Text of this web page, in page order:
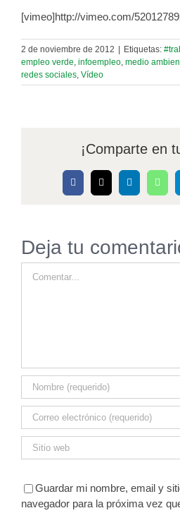
[vimeo]http://vimeo.com/
2 de noviembre de 2012 Etiquetas:
empleo verde, infoempleo, medio
redes sociales, Vídeo
¡Comparte en
Facebook
X LinkedIn
Deja tu
Guardar mi nombre, email y
navegador para la próxima vez